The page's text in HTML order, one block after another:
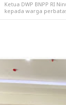
Ketua DWP BNPP RI
kepada warga